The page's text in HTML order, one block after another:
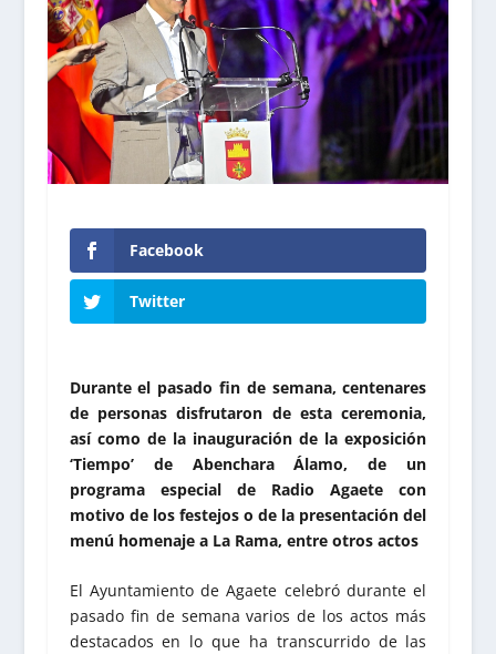
Facebook
Twitter
Durante el pasado fin de semana, centenares
de personas disfrutaron de esta ceremonia,
así como de la inauguración de la exposición
‘Tiempo’ de Abenchara Álamo, de un
programa especial de Radio Agaete con
motivo de los festejos o de la presentación del
menú homenaje a La Rama, entre otros actos
El Ayuntamiento de Agaete celebró durante el
pasado fin de semana varios de los actos más
destacados en lo que ha transcurrido de las